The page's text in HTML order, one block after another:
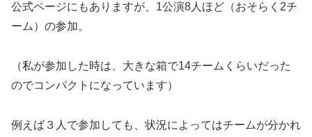
公式ページにもありますが、1公演8人ほど（おそらく2チ
ーム）の参加。
（私が参加した時は、大きな箱で14チームくらいだった
のでコンパクトになっています）
例えば３人で参加しても、状況によってはチームが分かれ